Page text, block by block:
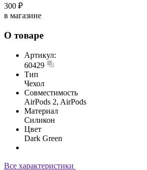
300 ₽
в магазине
О товаре
Артикул:
60429
Тип
Чехол
Совместимость
AirPods 2, AirPods
Материал
Силикон
Цвет
Dark Green
Все характеристики